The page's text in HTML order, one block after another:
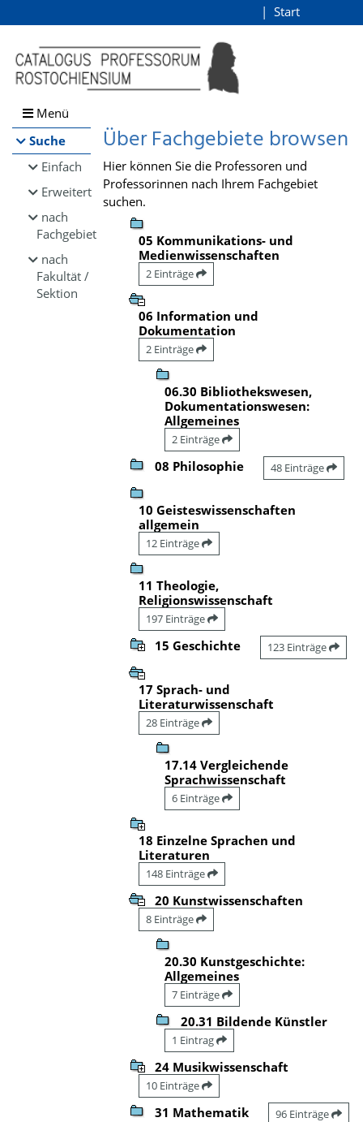
Browsen
direkt zum Inhalt
Start
Menü
Suche
Einfach
Erweitert
nach
Fachgebiet
nach
Fakultät /
Sektion
Über Fachgebiete browsen
Hier können Sie die Professoren und
Professorinnen nach Ihrem Fachgebiet
suchen.
05 Kommunikations- und
Medienwissenschaften
2 Einträge
06 Information und
Dokumentation
2 Einträge
06.30 Bibliothekswesen,
Dokumentationswesen:
Allgemeines
2 Einträge
08 Philosophie 48 Einträge
10 Geisteswissenschaften
allgemein
12 Einträge
11 Theologie,
Religionswissenschaft
197 Einträge
15 Geschichte 123 Einträge
17 Sprach- und
Literaturwissenschaft
28 Einträge
17.14 Vergleichende
Sprachwissenschaft
6 Einträge
18 Einzelne Sprachen und
Literaturen
148 Einträge
20 Kunstwissenschaften
8 Einträge
20.30 Kunstgeschichte:
Allgemeines
7 Einträge
20.31 Bildende Künstler
1 Eintrag
24 Musikwissenschaft
10 Einträge
31 Mathematik 96 Einträge